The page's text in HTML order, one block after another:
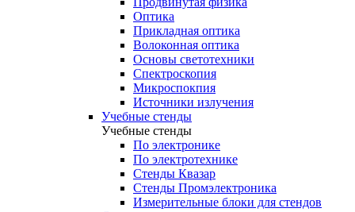
Оптика
Прикладная оптика
Волоконная оптика
Основы светотехники
Спектроскопия
Микроспокпия
Источники излучения
Учебные стенды
Учебные стенды
По электронике
По электротехнике
Стенды Квазар
Стенды Промэлектроника
Измерительные блоки для стендов